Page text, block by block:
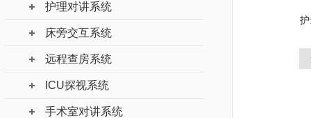
护理对讲系统
床旁交互系统
远程查房系统
ICU探视系统
手术室对讲系统